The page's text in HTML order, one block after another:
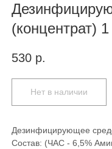
(концентрат)
530 р.
Нет в наличии
Дезинфицирующее
Состав: (ЧАС - 6,5%